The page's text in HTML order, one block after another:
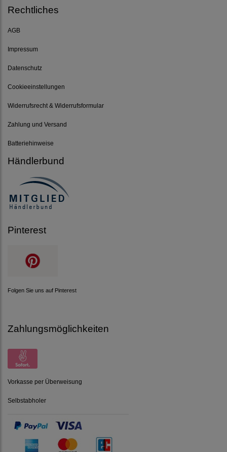
Rechtliches
AGB
Impressum
Datenschutz
Cookieeinstellungen
Widerrufsrecht & Widerrufsformular
Zahlung und Versand
Batteriehinweise
Händlerbund
Pinterest
Folgen Sie uns auf Pinterest
Zahlungsmöglichkeiten
Vorkasse per Überweisung
Selbstabholer